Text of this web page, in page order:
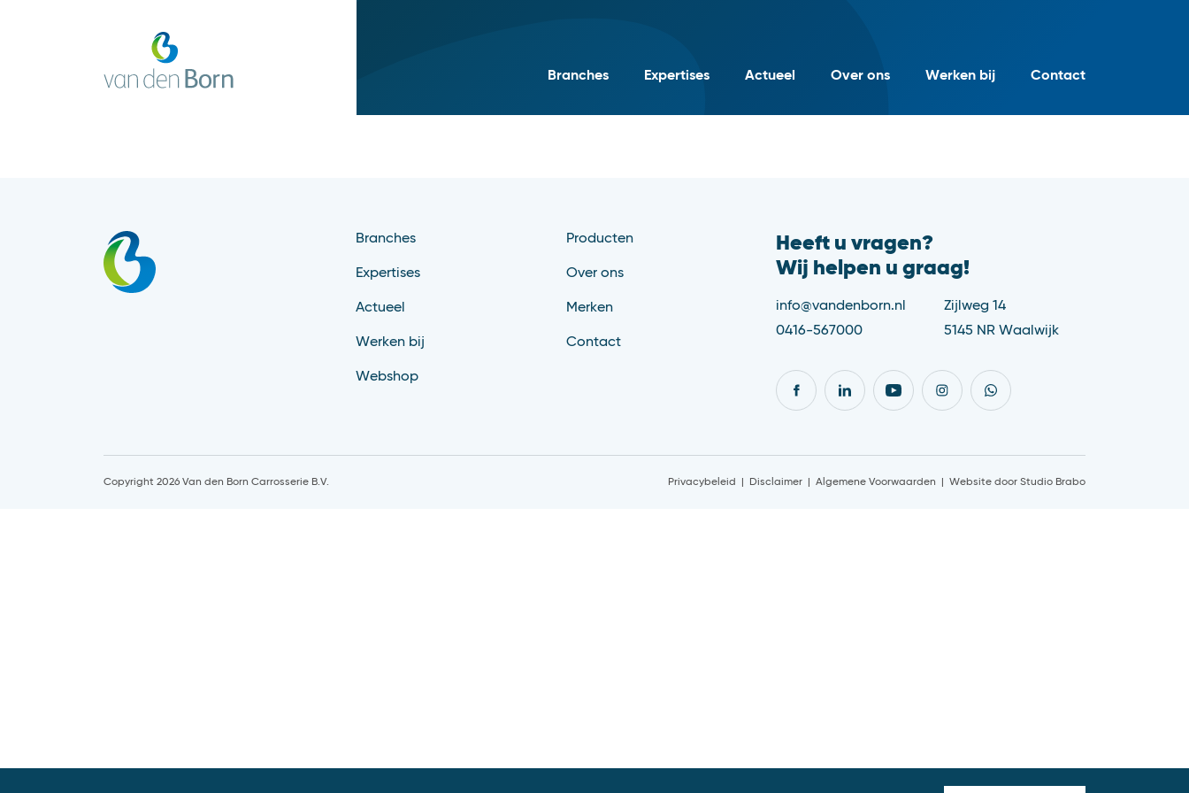
Branches Expertises Actueel Over ons Werken bij Contact
Branches
Expertises
Actueel
Werken bij
Webshop
Producten
Over ons
Merken
Contact
Heeft u vragen?
Wij helpen u graag!
info@vandenborn.nl
0416-567000
Zijlweg 14
5145 NR Waalwijk
Copyright 2026 Van den Born Carrosserie B.V. Privacybeleid Disclaimer Algemene Voorwaarden Website door Studio Brabo